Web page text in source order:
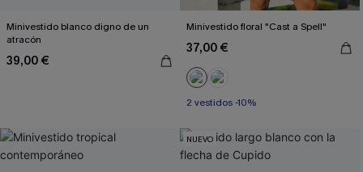
Minivestido blanco digno de un
atracón
39,00 €
Minivestido floral "Cast a Spell"
37,00 €
2 vestidos -10%
NUEVO